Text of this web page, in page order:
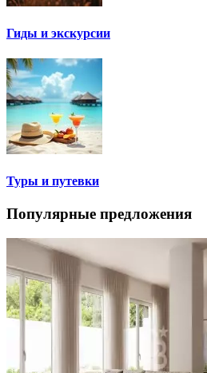
Гиды и экскурсии
Туры и путевки
Популярные предложения